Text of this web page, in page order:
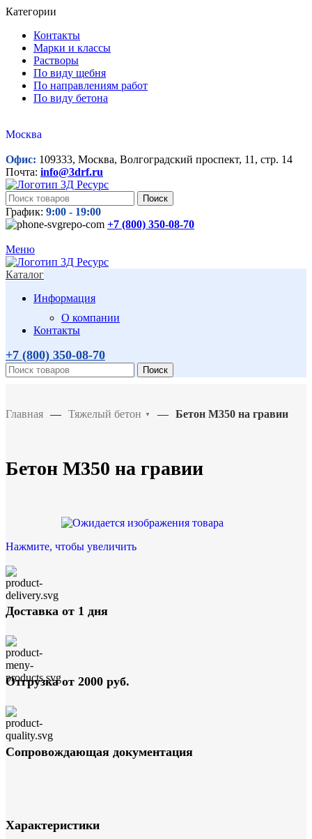
Категории
Контакты
Марки и классы
Растворы
По виду щебня
По направлениям работ
По виду бетона
Москва
Офис: 109333, Москва, Волгоградский проспект, 11, стр. 14
Почта: info@3drf.ru
Поиск
График: 9:00 - 19:00
+7 (800) 350-08-70
Меню
Каталог
Информация
О компании
Контакты
+7 (800) 350-08-70
Поиск
Главная — Тяжелый бетон ▼ — Бетон М350 на гравии
Бетон М350 на гравии
Нажмите, чтобы увеличить
Доставка от 1 дня
Отгрузка от 2000 руб.
Сопровождающая документация
Характеристики